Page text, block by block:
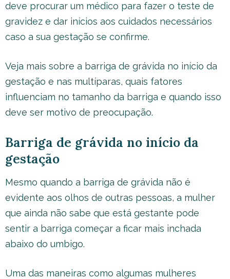
deve procurar um médico para fazer o teste de
gravidez e dar inícios aos cuidados necessários
caso a sua gestação se confirme.
Veja mais sobre a barriga de grávida no início da
gestação e nas multíparas, quais fatores
influenciam no tamanho da barriga e quando isso
deve ser motivo de preocupação.
Barriga de grávida no início da
gestação
Mesmo quando a barriga de grávida não é
evidente aos olhos de outras pessoas, a mulher
que ainda não sabe que está gestante pode
sentir a barriga começar a ficar mais inchada
abaixo do umbigo.
Uma das maneiras como algumas mulheres